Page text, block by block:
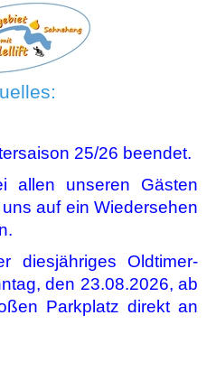
25/26 beendet.
allen unseren Gästen
auf ein Wiedersehen
diesjähriges Oldtimer-
den 23.08.2026, ab
Parkplatz direkt an